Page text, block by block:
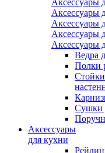
Аксессуары
Аксессуары
Аксессуары
Аксессуары
Аксессуары
Ведра
Полки
Сушки
Аксессуары
для кухни